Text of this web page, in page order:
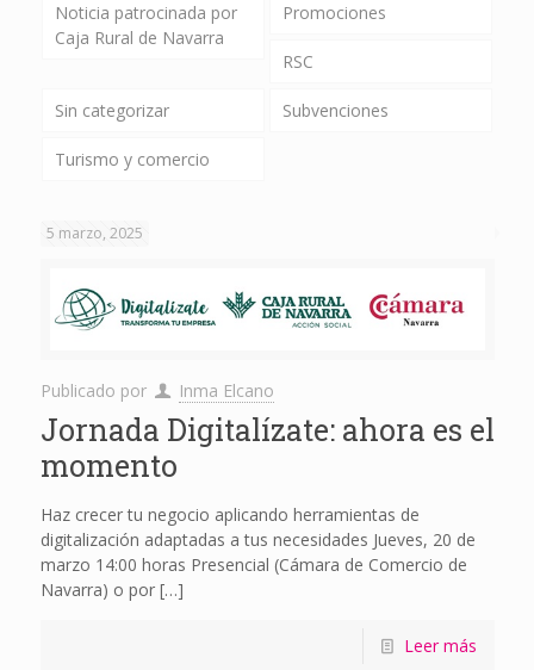
Noticia patrocinada por
Caja Rural de Navarra
Promociones
RSC
Sin categorizar Subvenciones
Turismo y comercio
5 marzo, 2025
Publicado por Inma Elcano
Jornada Digitalízate: ahora es el
momento
Haz crecer tu negocio aplicando herramientas de
digitalización adaptadas a tus necesidades Jueves, 20 de
marzo 14:00 horas Presencial (Cámara de Comercio de
Navarra) o por[…]
Leer más